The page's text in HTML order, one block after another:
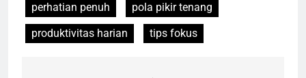
perhatian penuh
pola pikir tenang
produktivitas harian
tips fokus